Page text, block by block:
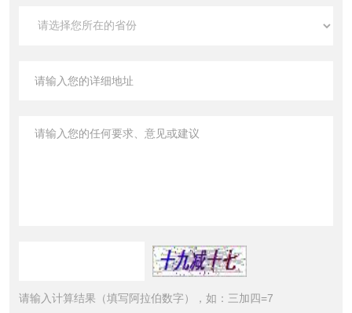
请输入计算结果（填写阿拉伯数字），如：三加四=7